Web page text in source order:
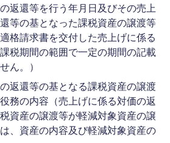
返還等を行う年月日及びその売上
等の基となった課税資産の譲渡等
格請求書を交付した売上げに係る
税期間の範囲で一定の期間の記載
ん。）
返還等の基となる課税資産の譲渡
務の内容（売上げに係る対価の返
資産の譲渡等が軽減対象資産の譲
、資産の内容及び軽減対象資産の